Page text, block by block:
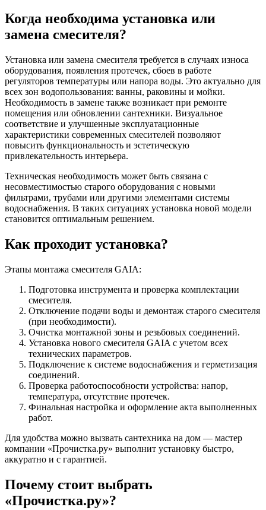
Когда необходима установка или
замена смесителя?
Установка или замена смесителя требуется в случаях износа
оборудования, появления протечек, сбоев в работе
регуляторов температуры или напора воды. Это актуально для
всех зон водопользования: ванны, раковины и мойки.
Необходимость в замене также возникает при ремонте
помещения или обновлении сантехники. Визуальное
соответствие и улучшенные эксплуатационные
характеристики современных смесителей позволяют
повысить функциональность и эстетическую
привлекательность интерьера.
Техническая необходимость может быть связана с
несовместимостью старого оборудования с новыми
фильтрами, трубами или другими элементами системы
водоснабжения. В таких ситуациях установка новой модели
становится оптимальным решением.
Как проходит установка?
Этапы монтажа смесителя GAIA:
Подготовка инструмента и проверка комплектации
смесителя.
Отключение подачи воды и демонтаж старого смесителя
(при необходимости).
Очистка монтажной зоны и резьбовых соединений.
Установка нового смесителя GAIA с учетом всех
технических параметров.
Подключение к системе водоснабжения и герметизация
соединений.
Проверка работоспособности устройства: напор,
температура, отсутствие протечек.
Финальная настройка и оформление акта выполненных
работ.
Для удобства можно вызвать сантехника на дом — мастер
компании «Прочистка.ру» выполнит установку быстро,
аккуратно и с гарантией.
Почему стоит выбрать
«Прочистка.ру»?